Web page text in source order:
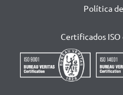
Política
Certificados